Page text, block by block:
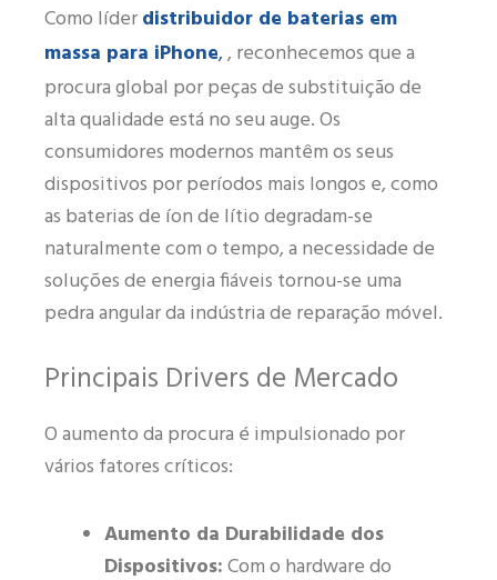
Como líderdistribuidor de baterias em
massa para iPhone,, reconhecemos que a
procura global por peças de substituição de
alta qualidade está no seu auge. Os
consumidores modernos mantêm os seus
dispositivos por períodos mais longos e, como
as baterias de íon de lítio degradam-se
naturalmente com o tempo, a necessidade de
soluções de energia fiáveis tornou-se uma
pedra angular da indústria de reparação móvel.
Principais Drivers de Mercado
O aumento da procura é impulsionado por
vários fatores críticos:
Aumento da Durabilidade dos
Dispositivos:Com o hardware do